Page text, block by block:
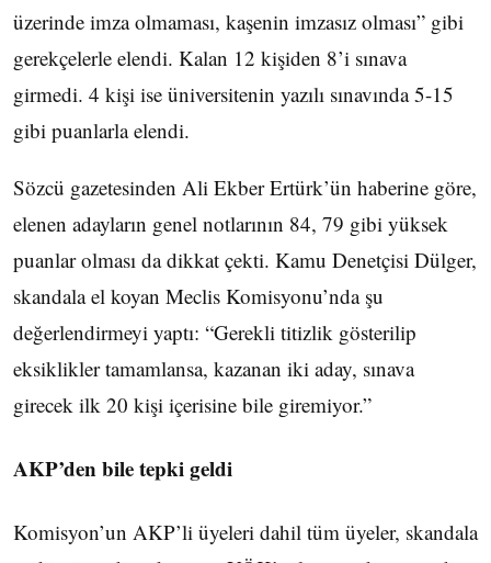
üzerinde imza olmaması, kaşenin imzasız olması” gibi
gerekçelerle elendi. Kalan 12 kişiden 8’i sınava
girmedi. 4 kişi ise üniversitenin yazılı sınavında 5-15
gibi puanlarla elendi.
Sözcü gazetesinden Ali Ekber Ertürk’ün haberine göre,
elenen adayların genel notlarının 84, 79 gibi yüksek
puanlar olması da dikkat çekti. Kamu Denetçisi Dülger,
skandala el koyan Meclis Komisyonu’nda şu
değerlendirmeyi yaptı: “Gerekli titizlik gösterilip
eksiklikler tamamlansa, kazanan iki aday, sınava
girecek ilk 20 kişi içerisine bile giremiyor.”
AKP’den bile tepki geldi
Komisyon’un AKP’li üyeleri dahil tüm üyeler, skandala